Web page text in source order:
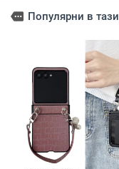
more Популярни в